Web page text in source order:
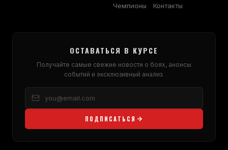
Чемпионы
Контакты
ОСТАВАТЬСЯ В КУРСЕ
Получайте самые свежие новости о боях, анонсы
событий и эксклюзивный анализ.
ПОДПИСАТЬСЯ